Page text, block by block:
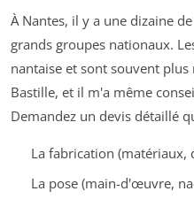
À Nantes, il y a une dizaine
grands groupes nationaux.
nantaise et sont souvent
Bastille, et il m'a même
Demandez un devis détaillé
La fabrication (matériaux,
La pose (main-d'œuvre,